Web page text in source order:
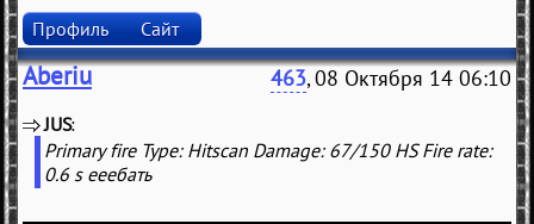
Профиль Сайт
Aberiu 463, 08 Октября 14 06:10
JUS
Primary fire Type: Hitscan Damage: 67/150 HS Fire rate:
0.6 s ееебать